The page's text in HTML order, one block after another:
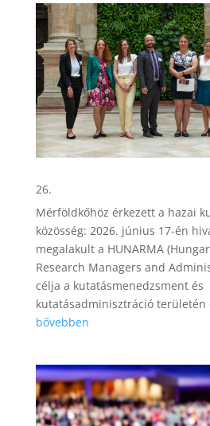
26.
Mérföldkőhöz érkezett a hazai
közösség: 2026. június 17-én
megalakult a HUNARMA
Research Managers and
célja a kutatásmenedzsment és
kutatásadminisztráció területén
bővebben